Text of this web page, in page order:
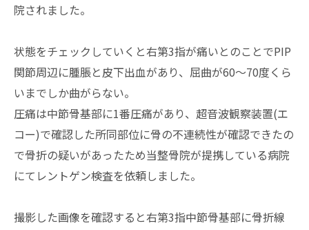
院されました。
状態をチェックしていくと右第3指が痛いとのことでPIP
関節周辺に腫脹と皮下出血があり、屈曲が60～70度くら
いまでしか曲がらない。
圧痛は中節骨基部に1番圧痛があり、超音波観察装置(エ
コー)で確認した所同部位に骨の不連続性が確認できたの
で骨折の疑いがあったため当整骨院が提携している病院
にてレントゲン検査を依頼しました。
撮影した画像を確認すると右第3指中節骨基部に骨折線